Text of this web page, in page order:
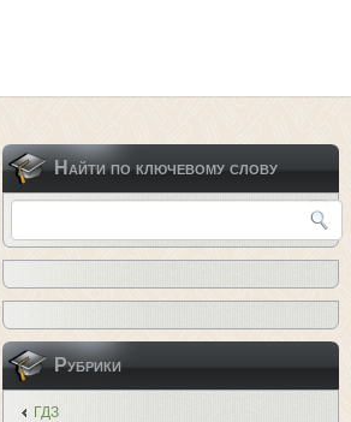
Найти по ключевому слову
Рубрики
ГДЗ